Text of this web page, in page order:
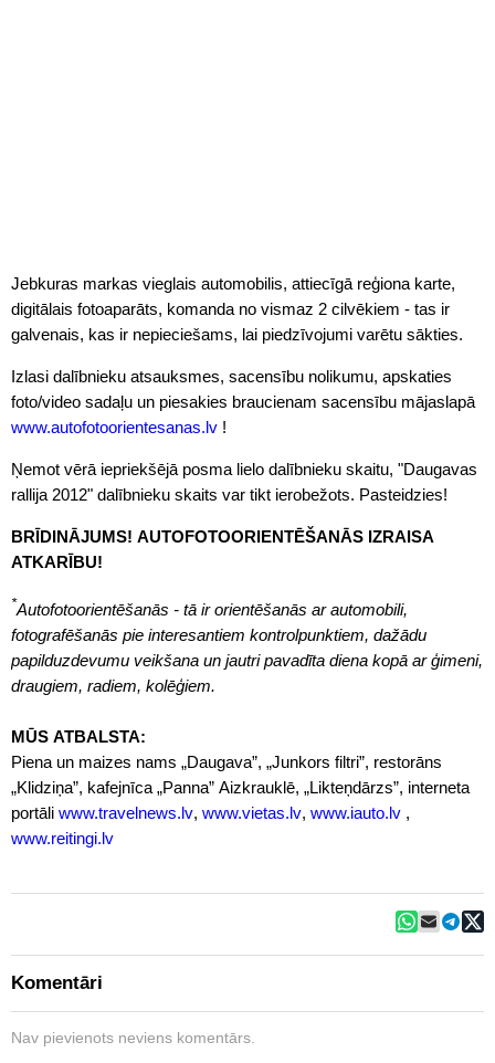
Jebkuras markas vieglais automobilis, attiecīgā reģiona karte,
digitālais fotoaparāts, komanda no vismaz 2 cilvēkiem - tas ir
galvenais, kas ir nepieciešams, lai piedzīvojumi varētu sākties.
Izlasi dalībnieku atsauksmes, sacensību nolikumu, apskaties
foto/video sadaļu un piesakies braucienam sacensību mājaslapā
www.autofotoorientesanas.lv !
Ņemot vērā iepriekšējā posma lielo dalībnieku skaitu, "Daugavas
rallija 2012" dalībnieku skaits var tikt ierobežots. Pasteidzies!
BRĪDINĀJUMS! AUTOFOTOORIENTĒŠANĀS IZRAISA
ATKARĪBU!
*Autofotoorientēšanās - tā ir orientēšanās ar automobili,
fotografēšanās pie interesantiem kontrolpunktiem, dažādu
papilduzdevumu veikšana un jautri pavadīta diena kopā ar ģimeni,
draugiem, radiem, kolēģiem.
MŪS ATBALSTA:
Piena un maizes nams „Daugava”, „Junkors filtri”, restorāns
„Klidziņa”, kafejnīca „Panna” Aizkrauklē, „Likteņdārzs”, interneta
portāli www.travelnews.lv, www.vietas.lv, www.iauto.lv ,
www.reitingi.lv
Komentāri
Nav pievienots neviens komentārs.